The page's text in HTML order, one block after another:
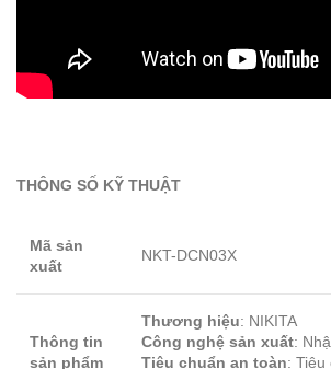
THÔNG SỐ KỸ THUẬT
Mã sản
xuất
NKT-DCN03X
Thông tin
sản phẩm
Thương hiệu: NIKITA
Công nghệ sản xuất:
Tiêu chuẩn an toàn: Tiêu